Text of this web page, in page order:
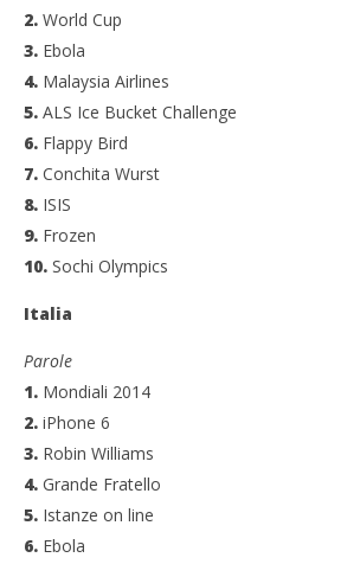
2. World Cup
3. Ebola
4. Malaysia Airlines
5. ALS Ice Bucket Challenge
6. Flappy Bird
7. Conchita Wurst
8. ISIS
9. Frozen
10. Sochi Olympics
Italia
Parole
1. Mondiali 2014
2. iPhone 6
3. Robin Williams
4. Grande Fratello
5. Istanze on line
6. Ebola